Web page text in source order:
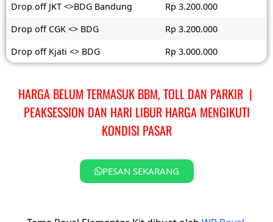
Drop off JKT <>BDG Bandung
Rp 3.200.000
Drop off CGK <> BDG
Rp 3.200.000
Drop off Kjati <> BDG
Rp 3.000.000
HARGA BELUM TERMASUK BBM, TOLL DAN PARKIR |
PEAKSESSION DAN HARI LIBUR HARGA MENGIKUTI
KONDISI PASAR
PESAN SEKARANG